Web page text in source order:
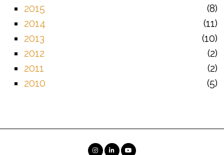
2015
8
2014
11
2013
10
2012
2
2011
2
2010
5